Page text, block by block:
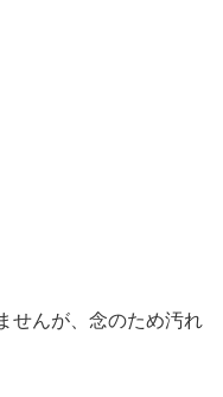
せんが、念のため汚れ